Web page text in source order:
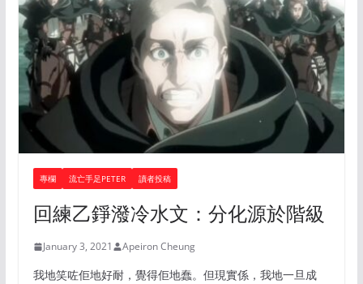
專欄 流亡手足PETER 讀者投稿
回練乙錚潑冷水文：分化源於階級
January 3, 2021 Apeiron Cheung
我地笑咗佢地好耐，覺得佢地蠢。但現實係，我地一旦成